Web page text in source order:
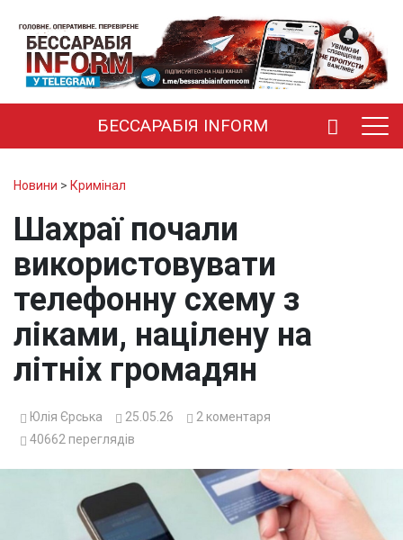
БЕССАРАБІЯ INFORM
Новини > Кримінал
Шахраї почали
використовувати
телефонну схему з
ліками, націлену на
літніх громадян
Юлія Єрська 25.05.26 2 коментаря
40662 переглядів